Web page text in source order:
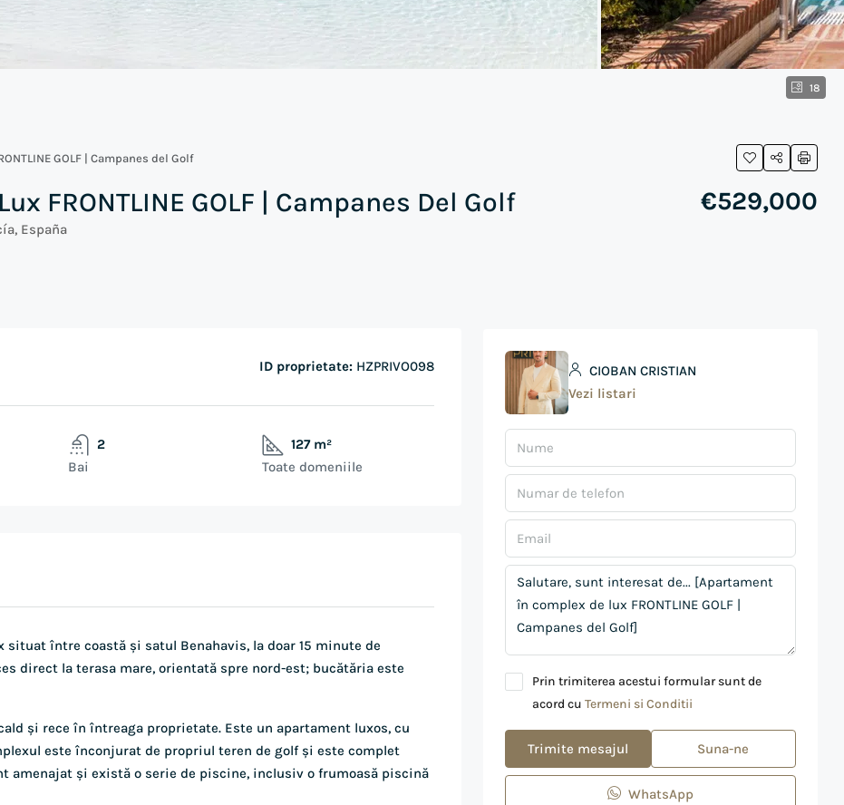
18
GOLF | Campanes del Golf
FRONTLINE GOLF | Campanes Del Golf
España
€529,000
ID proprietate: HZPRIVO098
2
Bai
127 m²
Toate domeniile
situat între coastă și satul Benahavis, la doar 15 minute de
direct la terasa mare, orientată spre nord-est; bucătăria este
și rece în întreaga proprietate. Este un apartament luxos, cu
este înconjurat de propriul teren de golf și este complet
amenajat și există o serie de piscine, inclusiv o frumoasă piscină
CIOBAN CRISTIAN
Vezi listari
Prin trimiterea acestui formular sunt de
acord cu Termeni si Conditii
Trimite mesajul Suna-ne
WhatsApp